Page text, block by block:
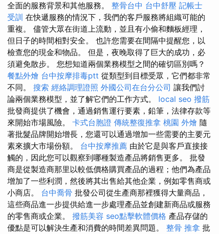
全面的服務背景和其他服務。 整骨台中 台中舒壓 記帳士
受訓 在快遞服務的情況下，我們的客戶服務將組織可能的
重複。 儘管大眾在街道上流動，並且有小偷和麵板經理，
但日子的時間相對安全。 也許您需要在間隔中提醒您，以
檢查您的現金和物品。 但是，夜晚取得了巨大的成功，必
須避免散步。 您想知道兩個業務模型之間的確切區別嗎？
餐點外燴 台中按摩排毒ptt 從類型到目標受眾，它們都非常
不同。 搜索 經絡調理證照 外國公司在台分公司 讓我們討
論兩個業務模型，並了解它們的工作方式。 local seo 撥筋
批發商提供了機會，通過銷售運行要素，鉛筆，法律存款等
來開始市場風險。 卡式台胞證 傳統整復推拿 桃園 外燴 隨
著批髮品牌開始增長，您還可以通過增加一些需要的主要元
素來擴大市場份額。 台中按摩推薦 由於它是與客戶直接接
觸的，因此您可以觀察到哪種製造產品將銷售更多。 批發
商是從製造商那里以較低價格購買產品的過程；他們為產品
增加了一些利潤，然後將其出售給其他企業，例如零售商或
小商店。 台中喬骨 批發公司從生產商那裡獲得大量商品，
這些商品進一步提供給進一步處理產品並創建新商品或服務
的零售商或企業。 撥筋美容 seo點擊軟體價格 產品存儲的
優點是可以解決生產和消費的時間差異問題。 整骨 推拿 批